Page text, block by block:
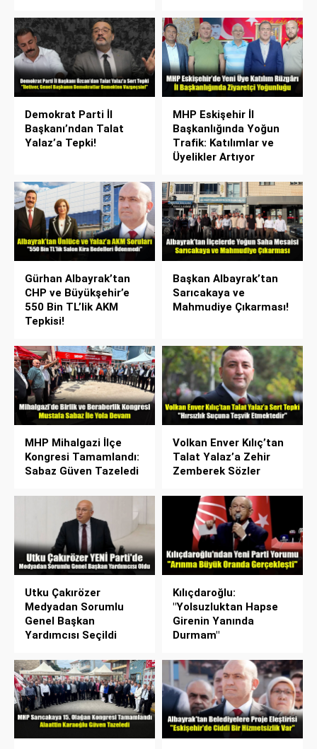
Demokrat Parti İl
Başkanı’ndan Talat
Yalaz’a Tepki!
MHP Eskişehir İl
Başkanlığında Yoğun
Trafik: Katılımlar ve
Üyelikler Artıyor
Gürhan Albayrak’tan
CHP ve Büyükşehir’e
550 Bin TL’lik AKM
Tepkisi!
Başkan Albayrak’tan
Sarıcakaya ve
Mahmudiye Çıkarması!
MHP Mihalgazi İlçe
Kongresi Tamamlandı:
Sabaz Güven Tazeledi
Volkan Enver Kılıç’tan
Talat Yalaz’a Zehir
Zemberek Sözler
Utku Çakırözer
Medyadan Sorumlu
Genel Başkan
Yardımcısı Seçildi
Kılıçdaroğlu:
"Yolsuzluktan Hapse
Girenin Yanında
Durmam"